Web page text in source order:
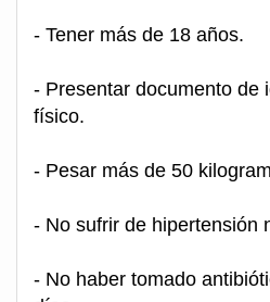
- Tener más de 18 años.
- Presentar documento de
físico.
- Pesar más de 50
- No sufrir de hipertensión
- No haber tomado